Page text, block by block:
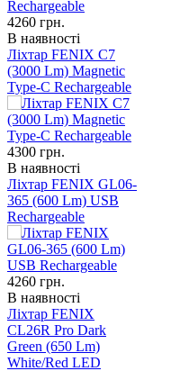
4260 грн.
В наявності
Ліхтар FENIX C7
(3000 Lm) Magnetic
Type-C Rechargeable
4300 грн.
В наявності
Ліхтар FENIX GL06-
365 (600 Lm) USB
Rechargeable
4260 грн.
В наявності
Ліхтар FENIX
CL26R Pro Dark
Green (650 Lm)
White/Red LED